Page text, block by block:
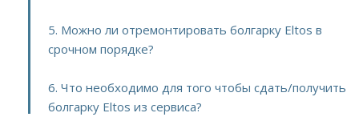
5. Можно ли отремонтировать болгарку Eltos в
срочном порядке?
6. Что необходимо для того чтобы сдать/получить
болгарку Eltos из сервиса?